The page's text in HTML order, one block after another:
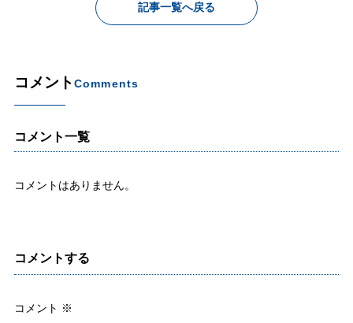
記事一覧へ戻る
コメントComments
コメント一覧
コメントはありません。
コメントする
コメント ※